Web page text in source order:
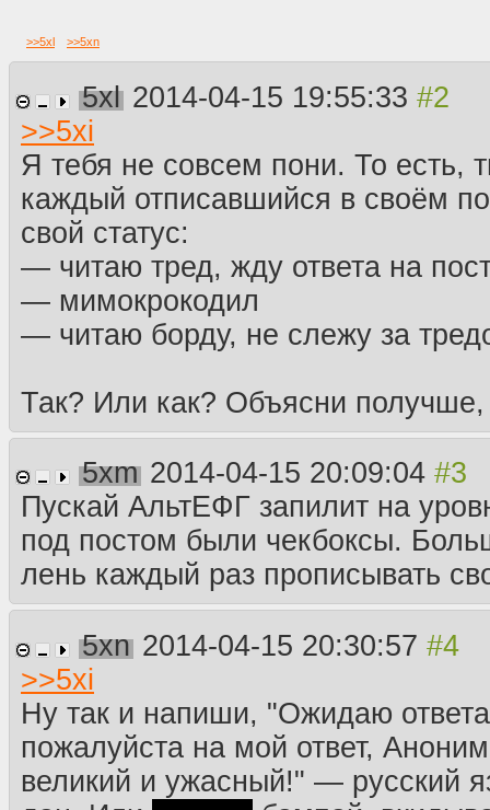
>>5xl >>5xn
5xl 2014-04-15 19:55:33
>>5xi
Я тебя не совсем пони. То есть,
каждый отписавшийся в своём
свой статус:
— читаю тред, жду ответа на
— мимокрокодил
— читаю борду, не слежу за
Так? Или как? Объясни получше,
5xm 2014-04-15 20:09:04
Пускай АльтЕФГ запилит на
под постом были чекбоксы.
лень каждый раз прописывать
5xn 2014-04-15 20:30:57
>>5xi
Ну так и напиши, "Ожидаю
пожалуйста на мой ответ,
великий и ужасный!" — русский